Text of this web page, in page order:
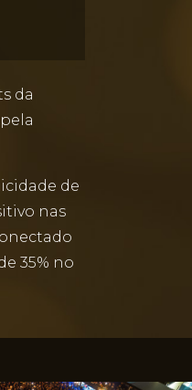
da
de
nas
35% no